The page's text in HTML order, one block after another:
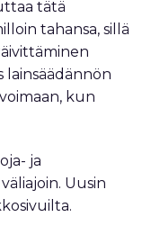
tätä
tahansa, sillä
lainsäädännön
kun
ja
Uusin